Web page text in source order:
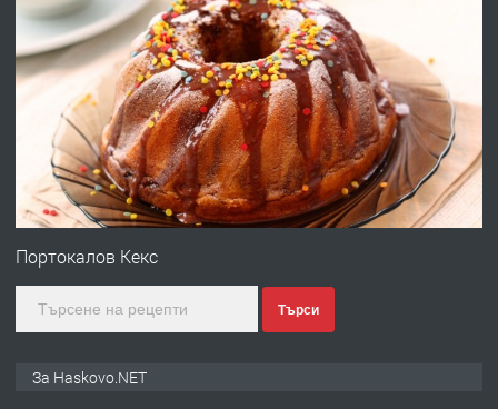
ПРЕДЛАГА Давам гараж под наем
преди 2 дни
ПРЕДЛАГА
№4120 Магазин/Офис под наем в кв.
Портокалов Кекс
Търси
За Haskovo.NET